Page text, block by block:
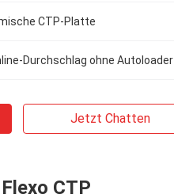
CTP-Platte
Durchschlag ohne Autoloader
Jetzt Chatten
CTP